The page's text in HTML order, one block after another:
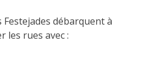
débarquent à
les rues avec :